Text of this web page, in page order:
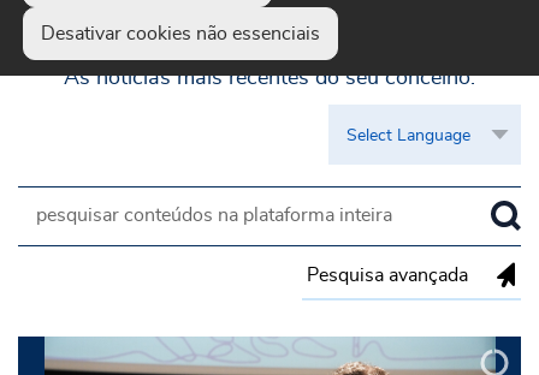
Desativar cookies não essenciais
Pesquisa avançada
Guimarães Visível
As notícias mais recentes do seu concelho.